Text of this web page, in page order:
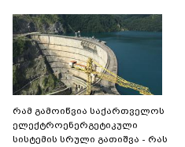
რამ გამოიწვია საქართველოს
ელექტროენერგეტიკული
სისტემის სრული გათიშვა - რას